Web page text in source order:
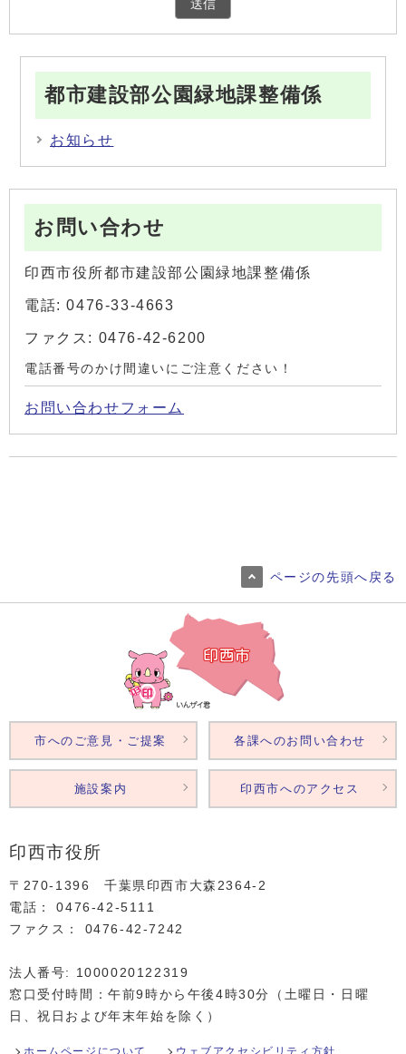
都市建設部公園緑地課整備係
お知らせ
お問い合わせ
印西市役所都市建設部公園緑地課整備係
電話: 0476-33-4663
ファクス: 0476-42-6200
電話番号のかけ間違いにご注意ください！
お問い合わせフォーム
ページの先頭へ戻る
印西市役所
〒270-1396 千葉県印西市大森2364‐2
電話： 0476‐42‐5111
ファクス： 0476‐42‐7242
法人番号: 1000020122319
窓口受付時間：午前9時から午後4時30分（土曜日・日曜
日、祝日および年末年始を除く）
ホームページについて ウェブアクセシビリティ方針
市へのご意見・ご提案 各課へのお問い合わせ
施設案内 印西市へのアクセス